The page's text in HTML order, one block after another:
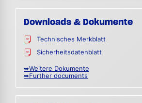
Downloads & Dokumente
Technisches Merkblatt
Sicherheitsdatenblatt
➥Weitere Dokumente
➥Further documents